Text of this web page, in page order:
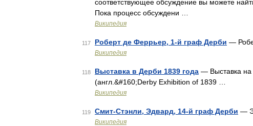
соответствующее обсуждение вы можете
Пока процесс обсуждени …
Википедия
117 Роберт де Феррьер, 1-й граф Дерби —
Википедия
118 Выставка в Дерби 1839 года — Выставка на
(англ.&#160;Derby Exhibition of 1839 …
Википедия
119 Смит-Стэнли, Эдвард, 14-й граф Дерби —
Википедия